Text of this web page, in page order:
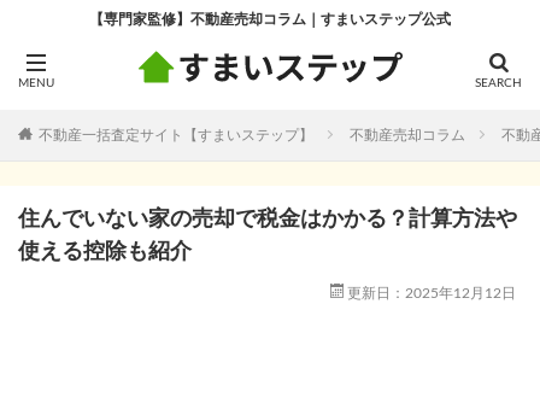
【専門家監修】不動産売却コラム｜すまいステップ公式
不動産一括査定サイト【すまいステップ】 不動産売却コラム 不動
住んでいない家の売却で税金はかかる？計算方法や
使える控除も紹介
更新日：2025年12月12日